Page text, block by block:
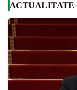
ACTUALITATE